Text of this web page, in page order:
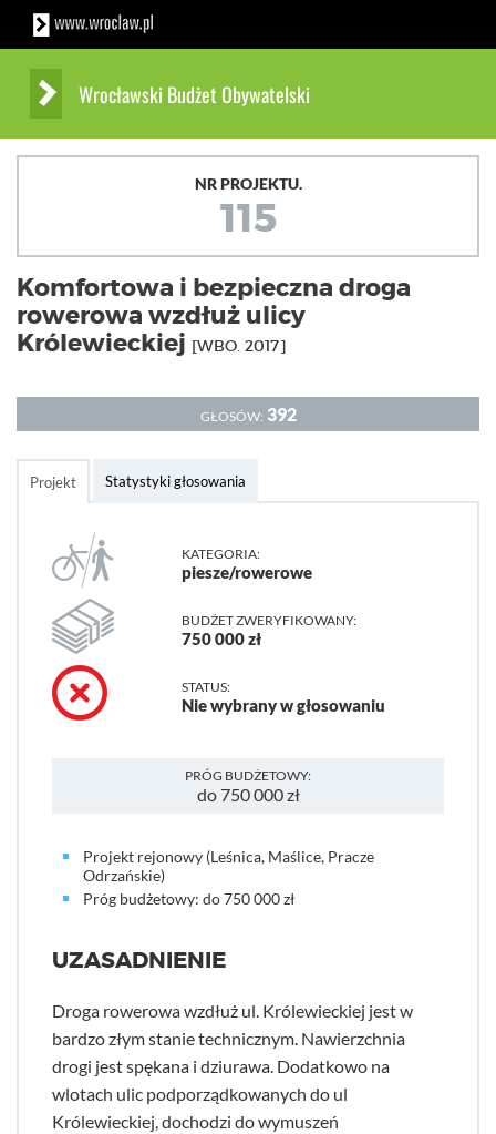
Wrocławski Budżet Obywatelski
NR PROJEKTU.
115
Komfortowa i bezpieczna droga
rowerowa wzdłuż ulicy
Królewieckiej [WBO. 2017]
GŁOSÓW: 392
Projekt Statystyki głosowania
KATEGORIA:
piesze/rowerowe
BUDŻET ZWERYFIKOWANY:
750 000 zł
STATUS:
Nie wybrany w głosowaniu
PRÓG BUDŻETOWY:
do 750 000 zł
Projekt rejonowy (Leśnica, Maślice, Pracze
Odrzańskie)
Próg budżetowy: do 750 000 zł
UZASADNIENIE
Droga rowerowa wzdłuż ul. Królewieckiej jest w
bardzo złym stanie technicznym. Nawierzchnia
drogi jest spękana i dziurawa. Dodatkowo na
wlotach ulic podporządkowanych do ul
Królewieckiej, dochodzi do wymuszeń